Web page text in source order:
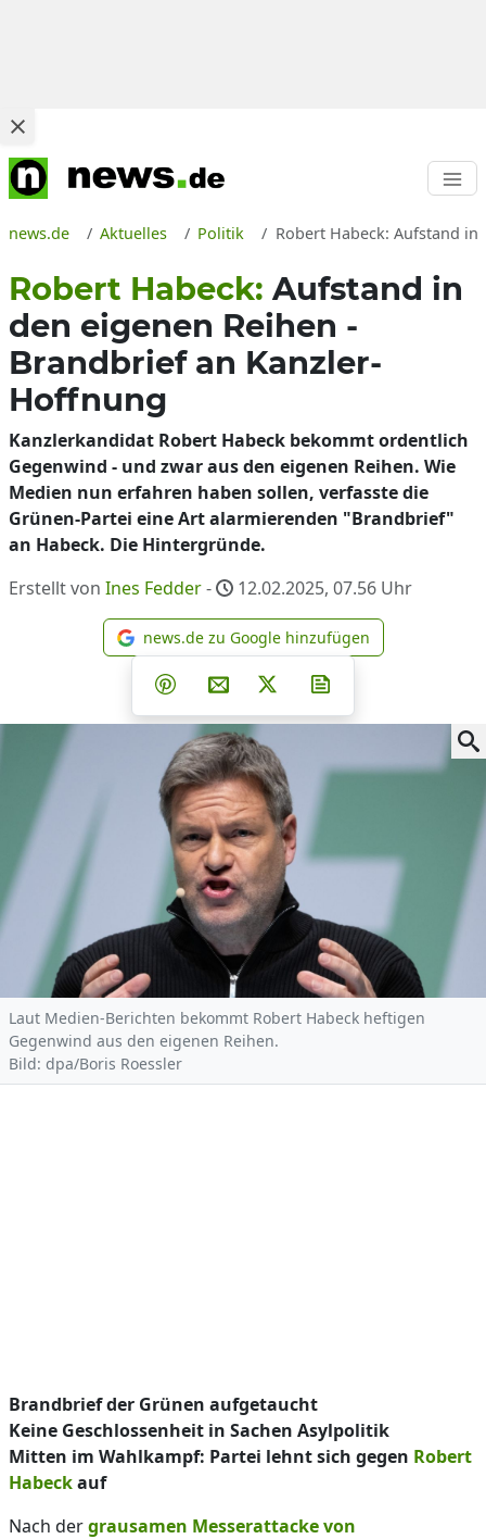
news.de Aktuelles Politik Robert Habeck: Aufstand
Robert Habeck: Aufstand in
den eigenen Reihen -
Brandbrief an Kanzler-
Hoffnung
Kanzlerkandidat Robert Habeck bekommt ordentlich
Gegenwind - und zwar aus den eigenen Reihen. Wie
Medien nun erfahren haben sollen, verfasste die
Grünen-Partei eine Art alarmierenden "Brandbrief"
an Habeck. Die Hintergründe.
Erstellt von Ines Fedder- 12.02.2025, 07.56 Uhr
news.de zu Google
news.de zu Google hinzufügen
Teilen auf Facebook
Teilen auf Whatsapp
Teilen auf Telegram
Teilen auf Pinterest
Per E-Mail teilen
Post auf X
Laut Medien-Berichten bekommt Robert Habeck heftigen
Gegenwind aus den eigenen Reihen.
Bild: dpa/Boris Roessler
Brandbrief der Grünen aufgetaucht
Keine Geschlossenheit in Sachen Asylpolitik
Mitten im Wahlkampf: Partei lehnt sich gegen Robert
Habeckauf
Nach dergrausamen Messerattacke von